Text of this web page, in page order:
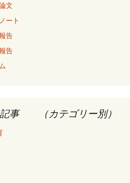
文
ート
告
告
記事 （カテゴリー別）